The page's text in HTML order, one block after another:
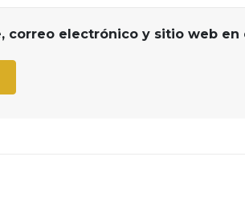
correo electrónico y sitio web